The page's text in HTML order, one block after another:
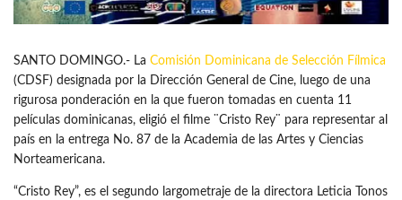
SANTO DOMINGO.- La Comisión Dominicana de Selección Fílmica
(CDSF) designada por la Dirección General de Cine, luego de una
rigurosa ponderación en la que fueron tomadas en cuenta 11
películas dominicanas, eligió el filme ¨Cristo Rey¨ para representar al
país en la entrega No. 87 de la Academia de las Artes y Ciencias
Norteamericana.
“Cristo Rey”, es el segundo largometraje de la directora Leticia Tonos